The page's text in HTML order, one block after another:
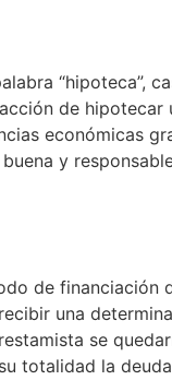
“hipoteca”,
de
económicas
y
de
una
se
totalidad la